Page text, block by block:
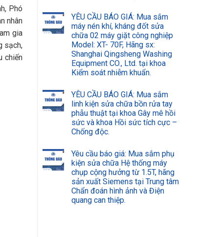
Phó
nhân
gia
sạch,
chiến
YÊU CẦU BÁO GIÁ: Mua sắm
máy nén khí, kháng đốt sửa
chữa 02 máy giặt công nghiệp
Model: XT- 70F, Hãng sx:
Shanghai Qingsheng Washing
Equipment CO., Ltd. tại khoa
Kiểm soát nhiễm khuẩn.
YÊU CẦU BÁO GIÁ: Mua sắm
linh kiện sửa chữa bồn rửa tay
phẫu thuật tại khoa Gây mê hồi
sức và khoa Hồi sức tích cực –
Chống độc.
Yêu cầu báo giá: Mua sắm phụ
kiện sửa chữa Hệ thống máy
chụp cộng hưởng từ 1.5T, hãng
sản xuất Siemens tại Trung tâm
Chẩn đoán hình ảnh và Điện
quang can thiệp.